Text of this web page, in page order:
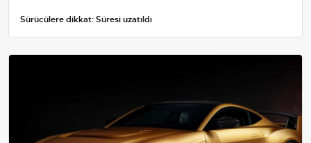
Sürücülere dikkat: Süresi uzatıldı